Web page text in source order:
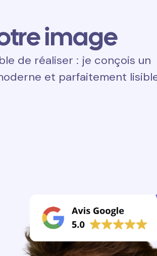
image
de réaliser : je conçois un
et parfaitement